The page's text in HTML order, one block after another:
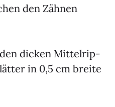
den Zäh­nen
dicken Mit­tel­rip­
in 0,5 cm brei­te